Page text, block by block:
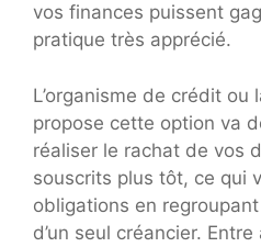
vos finances puissent
pratique très apprécié.
L’organisme de crédit ou
propose cette option va
réaliser le rachat de vos
souscrits plus tôt, ce qui
obligations en
d’un seul créancier.